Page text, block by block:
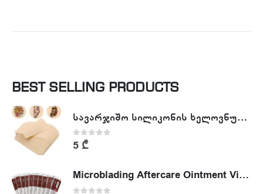
BEST SELLING PRODUCTS
სავარჯიშო სილიკონის ხელოვნური კანი - Tattoo Practike skin
0out of 5
5 ₾
Microblading Aftercare Ointment Vitamin A&D